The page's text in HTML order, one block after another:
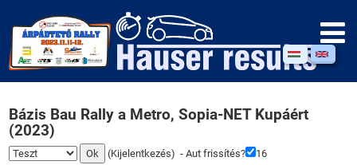
Bázis Bau Rally a Metro, Sopia-NET Kupáért
(2023)
(Kijelentkezés) - Aut frissítés? 16